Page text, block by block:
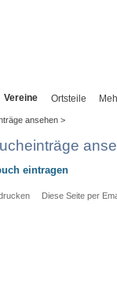
Vereine Ortsteile
ansehen >
eintragen
Diese Seite per